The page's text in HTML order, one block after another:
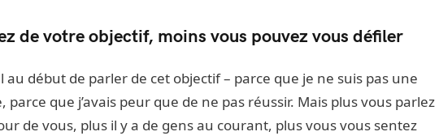
de votre objectif, moins vous pouvez vous défiler
au début de parler de cet objectif – parce que je ne suis pas une
que j’avais peur que de ne pas réussir. Mais plus vous parlez
de vous, plus il y a de gens au courant, plus vous vous sentez